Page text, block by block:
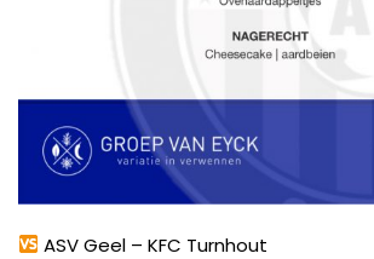
ASV Geel – KFC Turnhout